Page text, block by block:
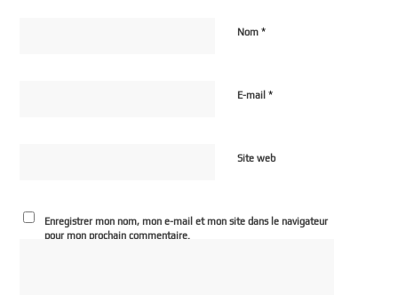
Nom*
E-mail*
Site web
Enregistrer mon nom, mon e-mail et mon site dans le navigateur
pour mon prochain commentaire.